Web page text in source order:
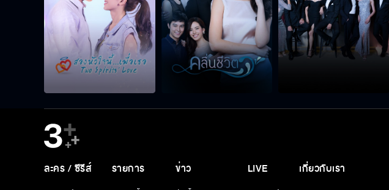
ละคร / ซีรีส์ รายการ ข่าว LIVE เกี่ยวกับเรา